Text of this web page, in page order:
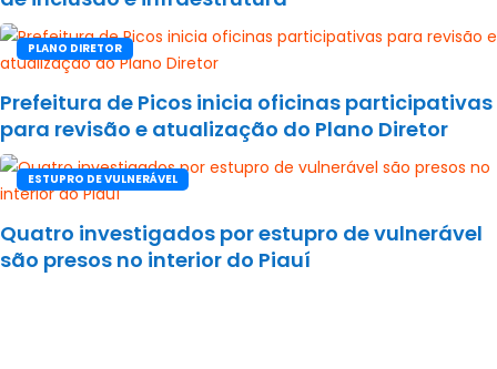
PLANO DIRETOR
Prefeitura de Picos inicia oficinas participativas
para revisão e atualização do Plano Diretor
ESTUPRO DE VULNERÁVEL
Quatro investigados por estupro de vulnerável
são presos no interior do Piauí